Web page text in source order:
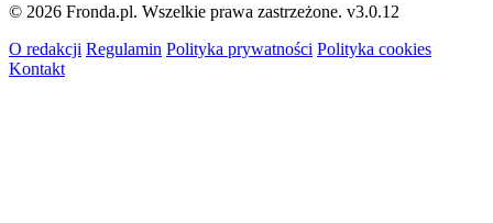
© 2026 Fronda.pl. Wszelkie prawa zastrzeżone. v3.0.12
O redakcji Regulamin Polityka prywatności Polityka cookies
Kontakt